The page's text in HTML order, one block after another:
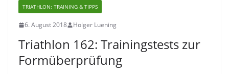
TRIATHLON: TRAINING & TIPPS
6. August 2018 Holger Luening
Triathlon 162: Trainingstests zur
Formüberprüfung